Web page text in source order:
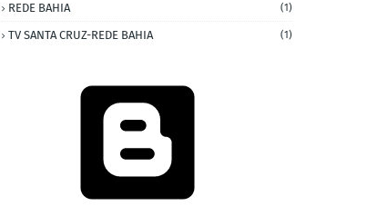
REDE BAHIA (1)
TV SANTA CRUZ-REDE BAHIA (1)